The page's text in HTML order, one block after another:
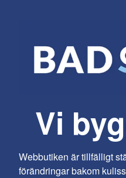
Vi
Webbutiken är tillfälligt
förändringar bakom